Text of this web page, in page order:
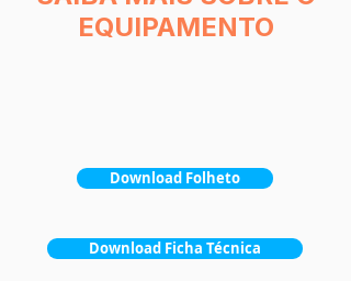
EQUIPAMENTO
Download Folheto
Download Ficha Técnica